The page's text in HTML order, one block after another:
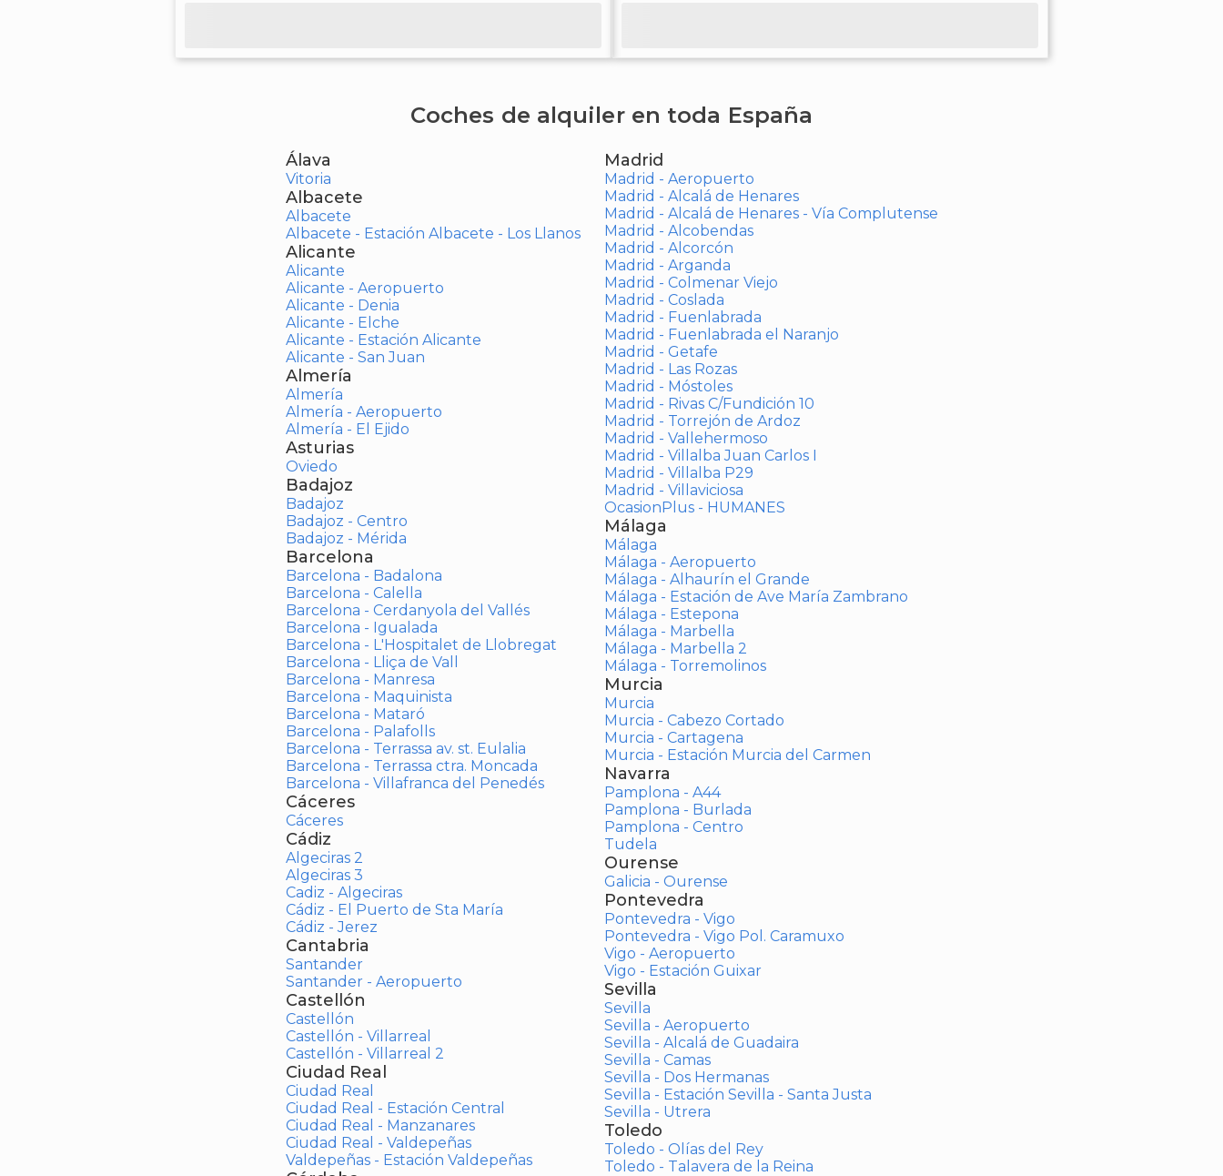
Coches de alquiler en toda España
Álava
Vitoria
Albacete
Albacete
Albacete - Estación Albacete - Los Llanos
Alicante
Alicante
Alicante - Aeropuerto
Alicante - Denia
Alicante - Elche
Alicante - Estación Alicante
Alicante - San Juan
Almería
Almería
Almería - Aeropuerto
Almería - El Ejido
Asturias
Oviedo
Badajoz
Badajoz
Badajoz - Centro
Badajoz - Mérida
Barcelona
Barcelona - Badalona
Barcelona - Calella
Barcelona - Cerdanyola del Vallés
Barcelona - Igualada
Barcelona - L'Hospitalet de Llobregat
Barcelona - Lliça de Vall
Barcelona - Manresa
Barcelona - Maquinista
Barcelona - Mataró
Barcelona - Palafolls
Barcelona - Terrassa av. st. Eulalia
Barcelona - Terrassa ctra. Moncada
Barcelona - Villafranca del Penedés
Cáceres
Cáceres
Cádiz
Algeciras 2
Algeciras 3
Cadiz - Algeciras
Cádiz - El Puerto de Sta María
Cádiz - Jerez
Cantabria
Santander
Santander - Aeropuerto
Castellón
Castellón
Castellón - Villarreal
Castellón - Villarreal 2
Ciudad Real
Ciudad Real
Ciudad Real - Estación Central
Ciudad Real - Manzanares
Ciudad Real - Valdepeñas
Valdepeñas - Estación Valdepeñas
Madrid
Madrid - Aeropuerto
Madrid - Alcalá de Henares
Madrid - Alcalá de Henares - Vía Complutense
Madrid - Alcobendas
Madrid - Alcorcón
Madrid - Arganda
Madrid - Colmenar Viejo
Madrid - Coslada
Madrid - Fuenlabrada
Madrid - Fuenlabrada el Naranjo
Madrid - Getafe
Madrid - Las Rozas
Madrid - Móstoles
Madrid - Rivas C/Fundición 10
Madrid - Torrejón de Ardoz
Madrid - Vallehermoso
Madrid - Villalba Juan Carlos I
Madrid - Villalba P29
Madrid - Villaviciosa
OcasionPlus - HUMANES
Málaga
Málaga
Málaga - Aeropuerto
Málaga - Alhaurín el Grande
Málaga - Estación de Ave María Zambrano
Málaga - Estepona
Málaga - Marbella
Málaga - Marbella 2
Málaga - Torremolinos
Murcia
Murcia
Murcia - Cabezo Cortado
Murcia - Cartagena
Murcia - Estación Murcia del Carmen
Navarra
Pamplona - A44
Pamplona - Burlada
Pamplona - Centro
Tudela
Ourense
Galicia - Ourense
Pontevedra
Pontevedra - Vigo
Pontevedra - Vigo Pol. Caramuxo
Vigo - Aeropuerto
Vigo - Estación Guixar
Sevilla
Sevilla
Sevilla - Aeropuerto
Sevilla - Alcalá de Guadaira
Sevilla - Camas
Sevilla - Dos Hermanas
Sevilla - Estación Sevilla - Santa Justa
Sevilla - Utrera
Toledo
Toledo - Olías del Rey
Toledo - Talavera de la Reina